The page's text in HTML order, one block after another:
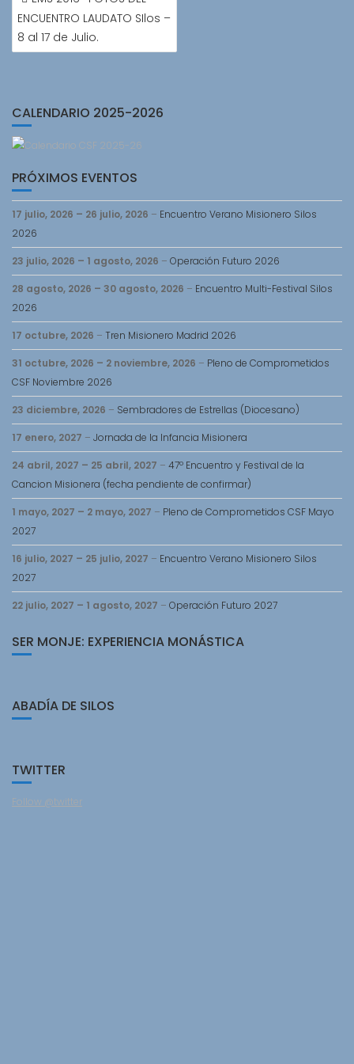
DE
ENTRADAS
ENCUENTRO LAUDATO SIlos –
8 al 17 de Julio.
CALENDARIO 2025-2026
PRÓXIMOS EVENTOS
17 julio, 2026 – 26 julio, 2026 – Encuentro Verano Misionero Silos
2026
23 julio, 2026 – 1 agosto, 2026 – Operación Futuro 2026
28 agosto, 2026 – 30 agosto, 2026 – Encuentro Multi-Festival Silos
2026
17 octubre, 2026 – Tren Misionero Madrid 2026
31 octubre, 2026 – 2 noviembre, 2026 – Pleno de Comprometidos
CSF Noviembre 2026
23 diciembre, 2026 – Sembradores de Estrellas (Diocesano)
17 enero, 2027 – Jornada de la Infancia Misionera
24 abril, 2027 – 25 abril, 2027 – 47º Encuentro y Festival de la
Cancion Misionera (fecha pendiente de confirmar)
1 mayo, 2027 – 2 mayo, 2027 – Pleno de Comprometidos CSF Mayo
2027
16 julio, 2027 – 25 julio, 2027 – Encuentro Verano Misionero Silos
2027
22 julio, 2027 – 1 agosto, 2027 – Operación Futuro 2027
SER MONJE: EXPERIENCIA MONÁSTICA
ABADÍA DE SILOS
TWITTER
Follow @twitter